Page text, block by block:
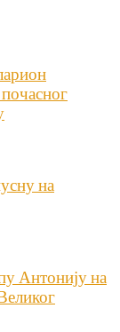
на
Антонију на